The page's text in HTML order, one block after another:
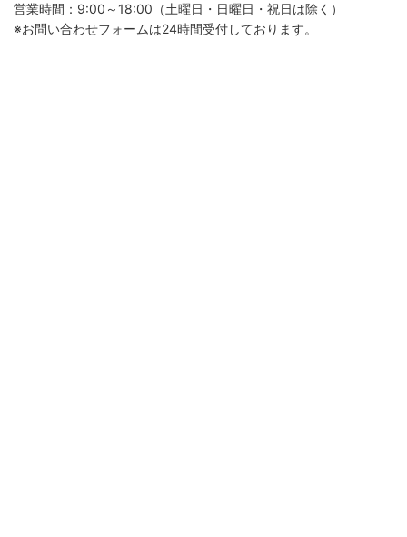
営業時間：9:00～18:00（土曜日・日曜日・祝日は除く）
※お問い合わせフォームは24時間受付しております。